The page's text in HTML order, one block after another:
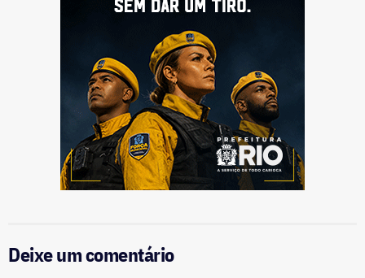
Deixe um comentário